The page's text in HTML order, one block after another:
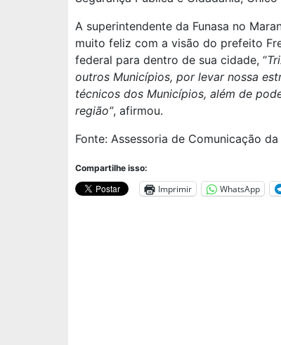
A superintendente da Funasa no
muito feliz com a visão do prefeito
federal para dentro de sua cidade, “
outros Municípios, por levar nossa
técnicos dos Municípios, além de
região”, afirmou.
Fonte: Assessoria de Comunicação
Compartilhe isso:
Imprimir WhatsApp